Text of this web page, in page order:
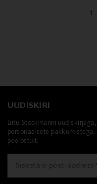
1
UUDISKIRI
Liitu Stockmanni
personaalsete pakkumistega.
poe ostult.